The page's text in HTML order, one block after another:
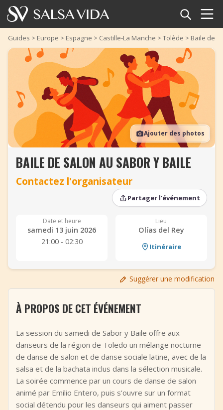
Accueil
Événements
Actualités
Articles
Vidéos
Glossaire
Boutique
Ajouter un événement
Guides > Europe > Espagne > Castille-La Manche > Tolède > Baile de
Ajouter des photos
BAILE DE SALON AU SABOR Y BAILE
Contactez l'organisateur
Partager l’événement
Date et heure
samedi 13 juin 2026
21:00 - 02:30
Lieu
Olías del Rey
Itinéraire
Suggérer une modification
À PROPOS DE CET ÉVÉNEMENT
La session du samedi de Sabor y Baile offre aux
danseurs de la région de Toledo un mélange nocturne
de danse de salon et de danse sociale latine, avec de la
salsa et de la bachata inclus dans la sélection musicale.
La soirée commence par un cours de danse de salon
animé par Emilio Entero, puis s’ouvre sur un format
social détendu pour les danseurs qui aiment passer